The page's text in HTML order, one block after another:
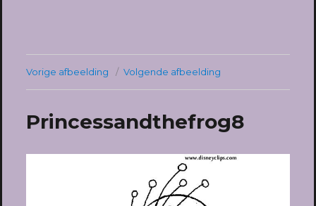
Vorige afbeelding Volgende afbeelding
Princessandthefrog8